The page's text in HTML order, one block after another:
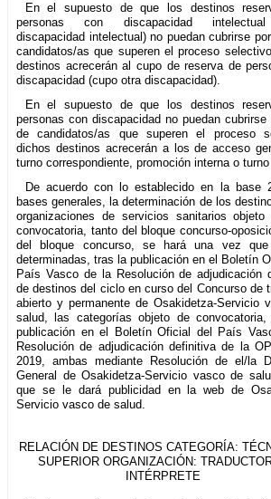
En el supuesto de que los destinos
personas con discapacidad
discapacidad intelectual) no puedan cubrirse
candidatos/as que superen el proceso
destinos acrecerán al cupo de reserva de
discapacidad (cupo otra discapacidad).
En el supuesto de que los destinos
personas con discapacidad no puedan cubrirse
de candidatos/as que superen el proceso
dichos destinos acrecerán a los de acceso
turno correspondiente, promoción interna o
De acuerdo con lo establecido en la base
bases generales, la determinación de los
organizaciones de servicios sanitarios
convocatoria, tanto del bloque concurso-
del bloque concurso, se hará una vez que
determinadas, tras la publicación en el Boletín
País Vasco de la Resolución de adjudicación
de destinos del ciclo en curso del Concurso de
abierto y permanente de Osakidetza-Servicio
salud, las categorías objeto de
publicación en el Boletín Oficial del País
Resolución de adjudicación definitiva de la
2019, ambas mediante Resolución de el/la
General de Osakidetza-Servicio vasco de
que se le dará publicidad en la web de
Servicio vasco de salud.
RELACIÓN DE DESTINOS CATEGORÍA:
SUPERIOR ORGANIZACIÓN:
INTÉRPRETE